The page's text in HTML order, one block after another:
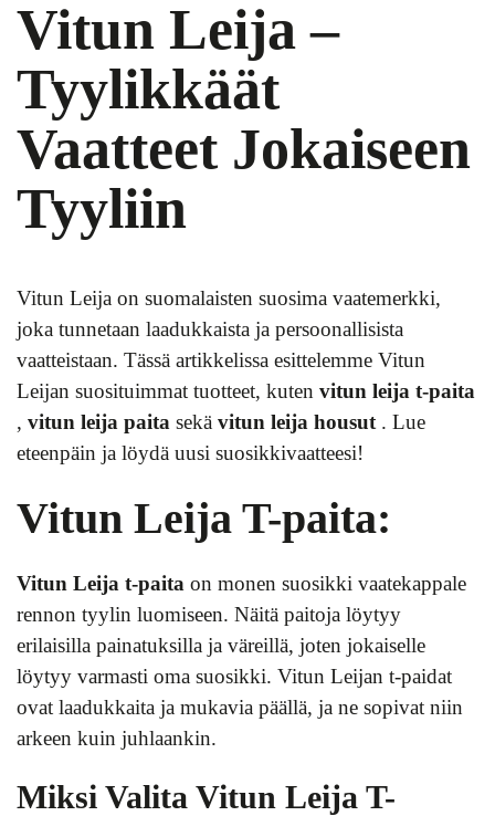
Vitun Leija –
Tyylikkäät
Vaatteet Jokaiseen
Tyyliin
Vitun Leija on suomalaisten suosima vaatemerkki,
joka tunnetaan laadukkaista ja persoonallisista
vaatteistaan. Tässä artikkelissa esittelemme Vitun
Leijan suosituimmat tuotteet, kuten vitun leija t-paita
, vitun leija paita sekä vitun leija housut . Lue
eteenpäin ja löydä uusi suosikkivaatteesi!
Vitun Leija T-paita:
Vitun Leija t-paita on monen suosikki vaatekappale
rennon tyylin luomiseen. Näitä paitoja löytyy
erilaisilla painatuksilla ja väreillä, joten jokaiselle
löytyy varmasti oma suosikki. Vitun Leijan t-paidat
ovat laadukkaita ja mukavia päällä, ja ne sopivat niin
arkeen kuin juhlaankin.
Miksi Valita Vitun Leija T-